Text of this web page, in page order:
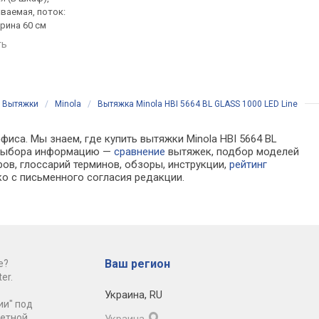
поток:
60 см
Вытяжки / Minola / Вытяжка Minola HBI 5664 BL GLASS 1000 LED Line
Мы знаем, где купить вытяжки Minola HBI 5664 BL
выбора информацию —сравнение вытяжек, подбор моделей
глоссарий терминов, обзоры, инструкции,рейтинг
с письменного согласия редакции.
под
Ваш регион
Украина, RU